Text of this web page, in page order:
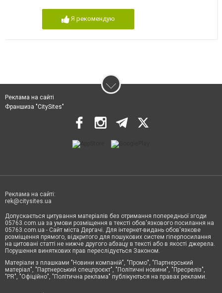
Я рекомендую
Реклама на сайті
Франшиза "CitySites"
Реклама на сайті:
rek@citysites.ua
Допускається цитування матеріалів без отримання попередньої згоди
05763.com.ua за умови розміщення в тексті обов'язкового посилання на
05763.com.ua - Сайт міста Дергачі. Для інтернет-видань обов'язкове
розміщення прямого, відкритого для пошукових систем гіперпосилання
на цитовані статті не нижче другого абзацу в тексті або в якості джерела.
Порушення виняткових прав переслідується Законом.
Матеріали з плашками "Новини компаній", "Промо", "Партнерський
матеріал", "Партнерський спецпроєкт", "Політичні новини", "Пресреліз",
"PR", "Офіційно", "Політична реклама" публікуються на правах реклами.